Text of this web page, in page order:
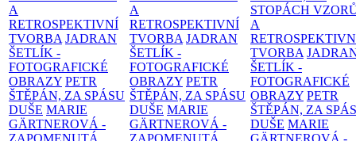
A
RETROSPEKTIVNÍ
TVORBA JADRAN
ŠETLÍK -
FOTOGRAFICKÉ
OBRAZY PETR
ŠTĚPÁN, ZA SPÁSU
DUŠE MARIE
GÄRTNEROVÁ -
ZAPOMENUTÁ
A
RETROSPEKTIVNÍ
TVORBA JADRAN
ŠETLÍK -
FOTOGRAFICKÉ
OBRAZY PETR
ŠTĚPÁN, ZA SPÁSU
DUŠE MARIE
GÄRTNEROVÁ -
ZAPOMENUTÁ
STOPÁCH
A
TVORBA
ŠETLÍK -
FOTOGRAFICKÉ
OBRAZY PETR
ŠTĚPÁN, ZA
DUŠE MARIE
GÄRTNEROVÁ -